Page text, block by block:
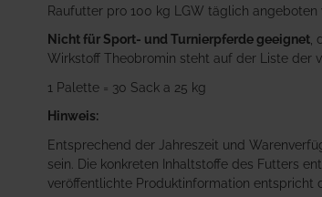
Raufutter pro 100 kg LGW täglich angeboten
Nicht für Sport- und Turnierpferde geeignet
Wirkstoff Theobromin steht auf der Liste der
1 Palette = 30 Sack a 25 kg
Hinweis:
Entsprechend der Jahreszeit und
sein. Die konkreten Inhaltstoffe des Futters
veröffentlichte Produktinformation entspricht